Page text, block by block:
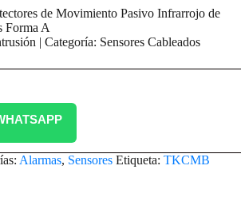
de Movimiento Pasivo Infrarrojo de
Forma A
| Categoría: Sensores Cableados
Alarmas, Sensores Etiqueta: TKCMB